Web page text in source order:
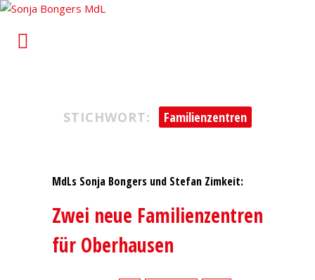
Sonja Bongers MdL
STICHWORT: Familienzentren
MdLs Sonja Bongers und Stefan Zimkeit:
Zwei neue Familienzentren
für Oberhausen